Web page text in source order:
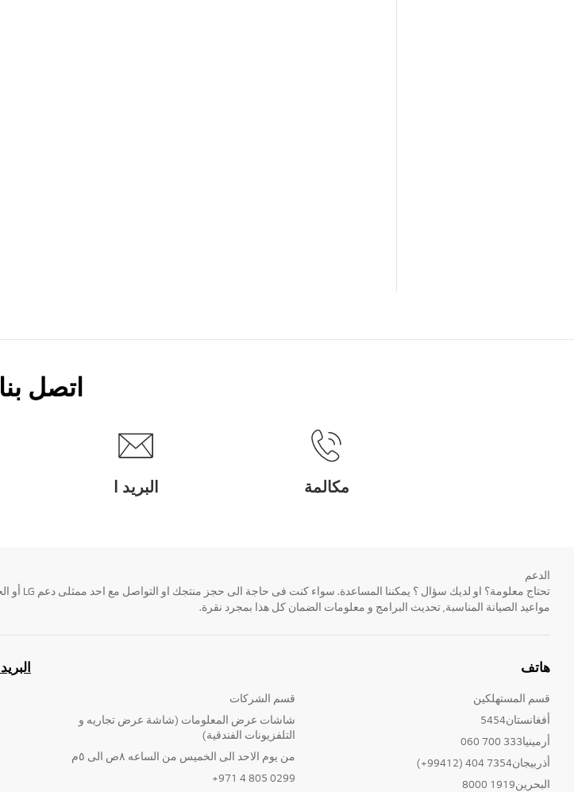
اتصل بنا
مكالمة البريد ا
الدعم
مواعيد الصيانة المناسبة, تحديث البرامج و معلومات الضمان كل هذا بمجرد نقرة.
هاتف
قسم المستهلكين
أفغانستان5454
أرمينيا333 700 060
أذربيجان7354 404 (99412+)
البحرين1919 8000
قسم الشركات
شاشات عرض المعلومات (شاشة عرض تجاريه و
التلفزيونات الفندقية)
من يوم الاحد الى الخميس من الساعه ٨ص الى ٥م
0299 805 4 971+